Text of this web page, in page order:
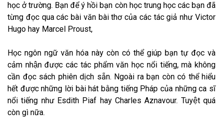
học ở trường. Bạn để ý hồi bạn còn học trung học các bạn đã
từng đọc qua các bài văn bài thơ của các tác giả như Victor
Hugo hay Marcel Proust,
Học ngôn ngữ văn hóa này còn có thể giúp bạn tự đọc và
cảm nhận được các tác phẩm văn học nổi tiếng, mà không
cần đọc sách phiên dịch sẵn. Ngoài ra bạn còn có thể hiểu
hết được những lời bài hát bằng tiếng Pháp của những ca sĩ
nổi tiếng như Esdith Piaf hay Charles Aznavour. Tuyệt quá
còn gì nữa.